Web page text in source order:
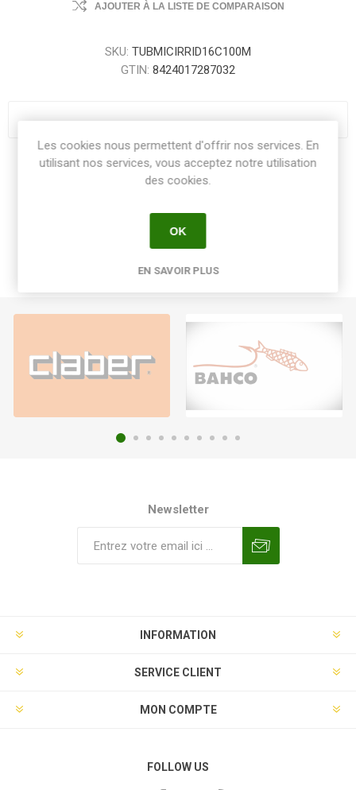
AJOUTER À LA LISTE DE COMPARAISON
SKU: TUBMICIRRID16C100M
GTIN: 8424017287032
Share:
Newsletter
INFORMATION
SERVICE CLIENT
MON COMPTE
FOLLOW US
Les cookies nous permettent d'offrir nos services. En
utilisant nos services, vous acceptez notre utilisation
des cookies.
OK
EN SAVOIR PLUS